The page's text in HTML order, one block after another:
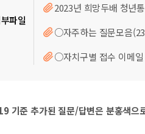
파일
2023년 희망두배 청년
○자주하는 질문모음
○자치구별 접수 이메
기준 추가된 질문/답변은 분홍색으